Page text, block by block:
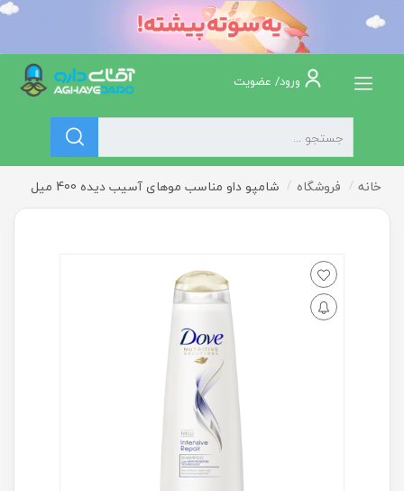
ورود/ عضویت
خانه فروشگاه شامپو داو مناسب موهای آسیب دیده 400 میل